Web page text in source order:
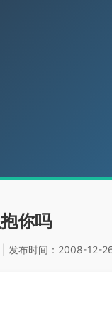
你吗
| 发布时间：2008-12-